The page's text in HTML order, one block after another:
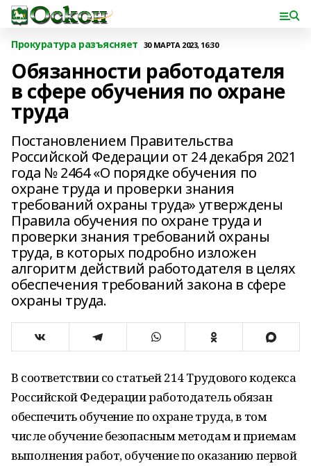
Прокуратура разъясняет 30 МАРТА 2023, 16:30
Обязанности работодателя
в сфере обучения по охране
труда
Постановлением Правительства
Российской Федерации от 24 декабря 2021
года № 2464 «О порядке обучения по
охране труда и проверки знания
требований охраны труда» утверждены
Правила обучения по охране труда и
проверки знания требований охраны
труда, в которых подробно изложен
алгоритм действий работодателя в целях
обеспечения требований закона в сфере
охраны труда.
В соответствии со статьей 214 Трудового кодекса
Российской Федерации работодатель обязан
обеспечить обучение по охране труда, в том
числе обучение безопасным методам и приемам
выполнения работ, обучение по оказанию первой